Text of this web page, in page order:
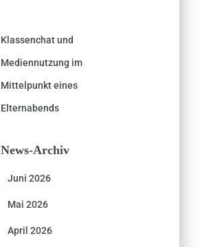
Klassenchat und
Mediennutzung im
Mittelpunkt eines
Elternabends
News-Archiv
Juni 2026
Mai 2026
April 2026